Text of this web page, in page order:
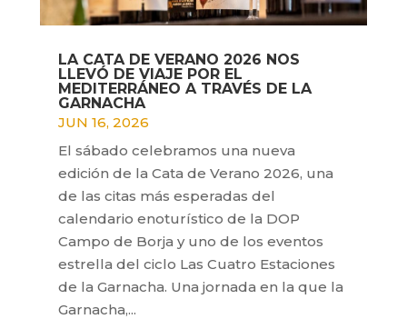
LA CATA DE VERANO 2026 NOS
LLEVÓ DE VIAJE POR EL
MEDITERRÁNEO A TRAVÉS DE LA
GARNACHA
JUN 16, 2026
El sábado celebramos una nueva
edición de la Cata de Verano 2026, una
de las citas más esperadas del
calendario enoturístico de la DOP
Campo de Borja y uno de los eventos
estrella del ciclo Las Cuatro Estaciones
de la Garnacha. Una jornada en la que la
Garnacha,...